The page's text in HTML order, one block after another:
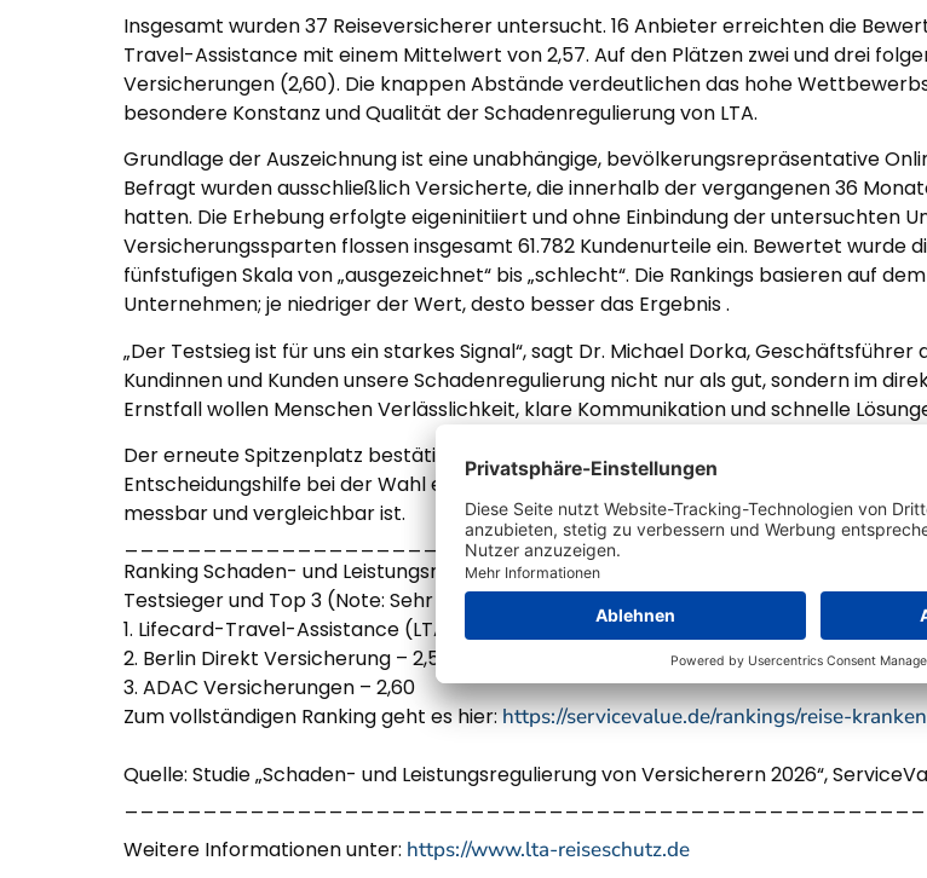
Insgesamt wurden 37 Reiseversicherer untersucht. 16 Anbieter erreichten die
Travel-Assistance mit einem Mittelwert von 2,57. Auf den Plätzen zwei und drei
Versicherungen (2,60). Die knappen Abstände verdeutlichen das hohe
besondere Konstanz und Qualität der Schadenregulierung von LTA.
Grundlage der Auszeichnung ist eine unabhängige, bevölkerungsrepräsentative
Befragt wurden ausschließlich Versicherte, die innerhalb der vergangenen 36
hatten. Die Erhebung erfolgte eigeninitiiert und ohne Einbindung der untersuchten
Versicherungssparten flossen insgesamt 61.782 Kundenurteile ein. Bewertet wurde
fünfstufigen Skala von „ausgezeichnet“ bis „schlecht“. Die Rankings basieren auf
Unternehmen; je niedriger der Wert, desto besser das Ergebnis .
„Der Testsieg ist für uns ein starkes Signal“, sagt Dr. Michael Dorka,
Kundinnen und Kunden unsere Schadenregulierung nicht nur als gut, sondern im
Ernstfall wollen Menschen Verlässlichkeit, klare Kommunikation und schnelle
Der erneute Spitzenplatz bestätigt die konsequente Service- und
Entscheidungshilfe bei der Wahl eines Reiseversicherers, für den Markt ist er ein
messbar und vergleichbar ist.
Ranking Schaden- und Leistungsregulierung Reiseversicherer 2026
Testsieger und Top 3 (Note: Sehr gut)
1. Lifecard-Travel-Assistance (LTA) – 2,57
2. Berlin Direkt Versicherung – 2,59
3. ADAC Versicherungen – 2,60
Zum vollständigen Ranking geht es hier:https://servicevalue.de/rankings/reise-
Quelle: Studie „Schaden- und Leistungsregulierung von Versicherern 2026“,
Weitere Informationen unter: https://www.lta-reiseschutz.de